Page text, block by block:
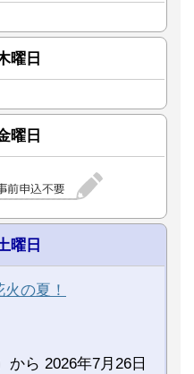
曜日
曜日
曜日
の夏！
から 2026年7月26日